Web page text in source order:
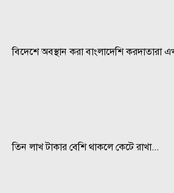
বিদেশে অবস্থান করা বাংলাদেশি করদাতারা
তিন লাখ টাকার বেশি থাকলে কেটে রাখা...